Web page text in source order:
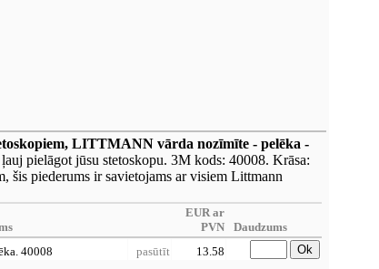
LITTMANN vārda nozīmīte - pelēka -
pielāgot jūsu stetoskopu. 3M kods: 40008. Krāsa:
šis piederums ir savietojams ar visiem Littmann
EUR ar
PVN
Daudzums
40008 pasūtīt 13.58 Ok